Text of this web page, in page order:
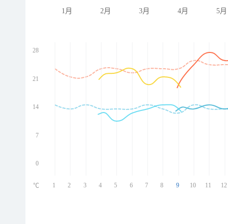
1月 2月 3月 4月 5月
28
21
14
7
0
1 2 3 4 5 6 7 8 9 10 11 12
℃